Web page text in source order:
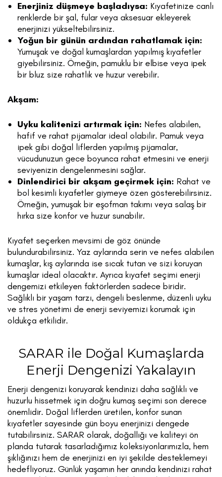
Enerjiniz düşmeye başladıysa: Kıyafetinize canlı
renklerde bir şal, fular veya aksesuar ekleyerek
enerjinizi yükseltebilirsiniz.
Yoğun bir günün ardından rahatlamak için:
Yumuşak ve doğal kumaşlardan yapılmış kıyafetler
giyebilirsiniz. Örneğin, pamuklu bir elbise veya ipek
bir bluz size rahatlık ve huzur verebilir.
Akşam:
Uyku kalitenizi artırmak için: Nefes alabilen,
hafif ve rahat pijamalar ideal olabilir. Pamuk veya
ipek gibi doğal liflerden yapılmış pijamalar,
vücudunuzun gece boyunca rahat etmesini ve enerji
seviyenizin dengelenmesini sağlar.
Dinlendirici bir akşam geçirmek için: Rahat ve
bol kesimli kıyafetler giymeye özen gösterebilirsiniz.
Örneğin, yumuşak bir eşofman takımı veya salaş bir
hırka size konfor ve huzur sunabilir.
Kıyafet seçerken mevsimi de göz önünde
bulundurabilirsiniz. Yaz aylarında serin ve nefes alabilen
kumaşlar, kış aylarında ise sıcak tutan ve sizi koruyan
kumaşlar ideal olacaktır. Ayrıca kıyafet seçimi enerji
dengemizi etkileyen faktörlerden sadece biridir.
Sağlıklı bir yaşam tarzı, dengeli beslenme, düzenli uyku
ve stres yönetimi de enerji seviyemizi korumak için
oldukça etkilidir.
SARAR ile Doğal Kumaşlarda
Enerji Dengenizi Yakalayın
Enerji dengenizi koruyarak kendinizi daha sağlıklı ve
huzurlu hissetmek için doğru kumaş seçimi son derece
önemlidir. Doğal liflerden üretilen, konfor sunan
kıyafetler sayesinde gün boyu enerjinizi dengede
tutabilirsiniz. SARAR olarak, doğallığı ve kaliteyi ön
planda tutarak tasarladığımız koleksiyonlarımızla, hem
şıklığınızı hem de enerjinizi en iyi şekilde desteklemeyi
hedefliyoruz. Günlük yaşamın her anında kendinizi rahat